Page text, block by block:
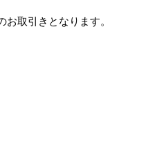
取引きとなります。